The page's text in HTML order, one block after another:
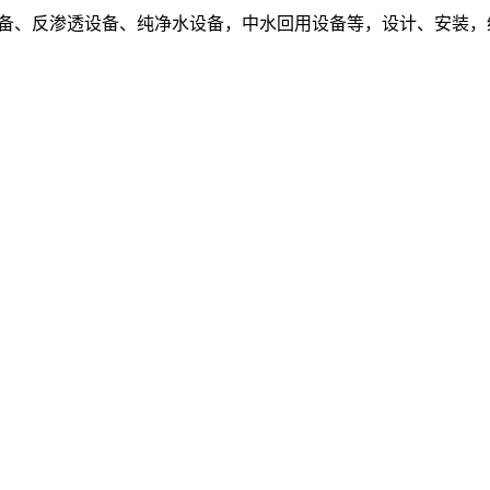
反渗透设备、纯净水设备，中水回用设备等，设计、安装，